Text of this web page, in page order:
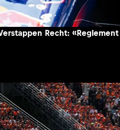
Recht: «Reglement